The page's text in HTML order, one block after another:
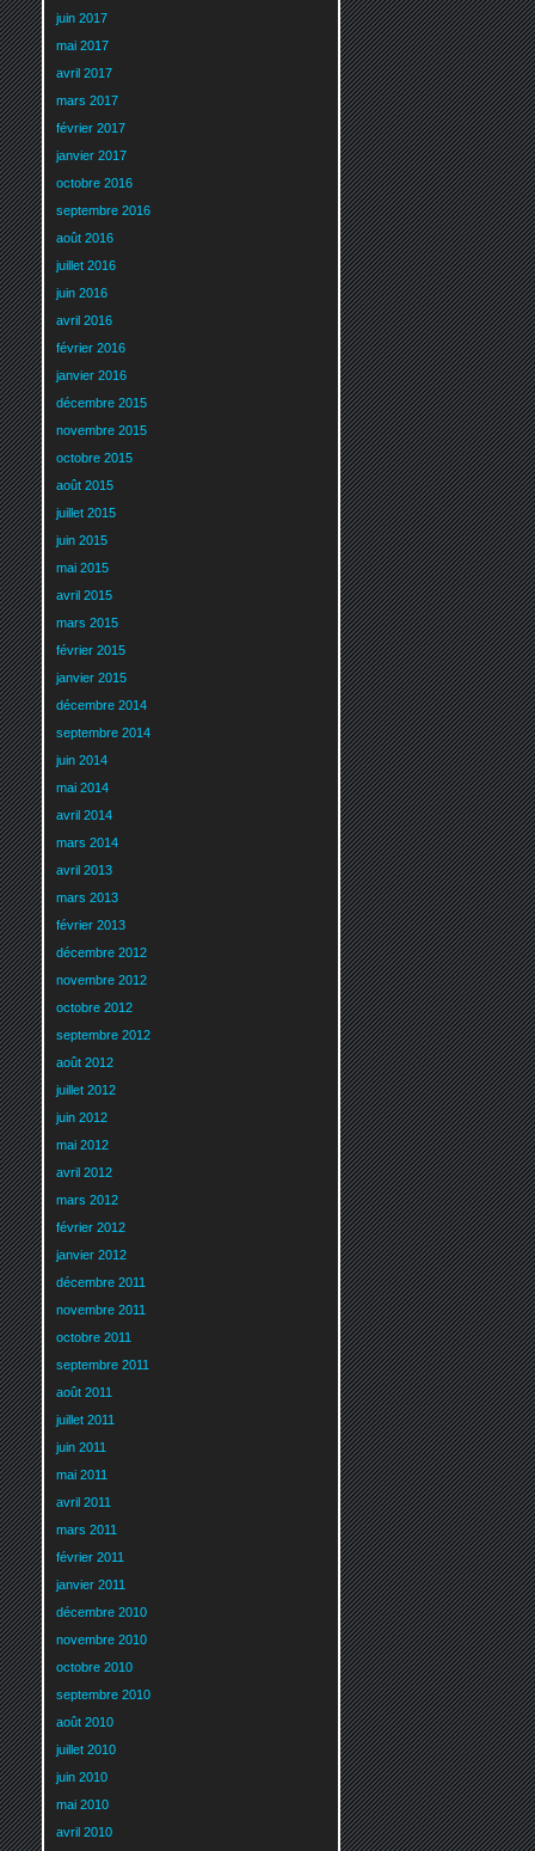
juin 2017
mai 2017
avril 2017
mars 2017
février 2017
janvier 2017
octobre 2016
septembre 2016
août 2016
juillet 2016
juin 2016
avril 2016
février 2016
janvier 2016
décembre 2015
novembre 2015
octobre 2015
août 2015
juillet 2015
juin 2015
mai 2015
avril 2015
mars 2015
février 2015
janvier 2015
décembre 2014
septembre 2014
juin 2014
mai 2014
avril 2014
mars 2014
avril 2013
mars 2013
février 2013
décembre 2012
novembre 2012
octobre 2012
septembre 2012
août 2012
juillet 2012
juin 2012
mai 2012
avril 2012
mars 2012
février 2012
janvier 2012
décembre 2011
novembre 2011
octobre 2011
septembre 2011
août 2011
juillet 2011
juin 2011
mai 2011
avril 2011
mars 2011
février 2011
janvier 2011
décembre 2010
novembre 2010
octobre 2010
septembre 2010
août 2010
juillet 2010
juin 2010
mai 2010
avril 2010